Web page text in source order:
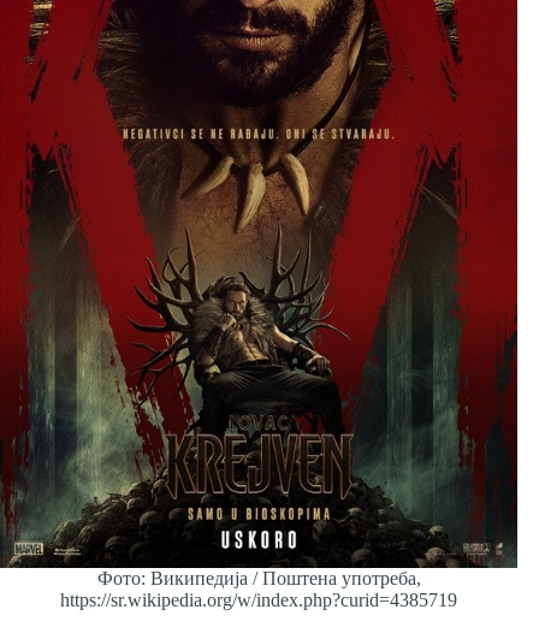
Фото: Википедија / Поштена употреба,
https://sr.wikipedia.org/w/index.php?curid=4385719